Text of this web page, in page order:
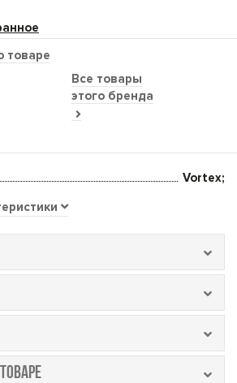
Все товары
этого бренда
товаре
Vortex;